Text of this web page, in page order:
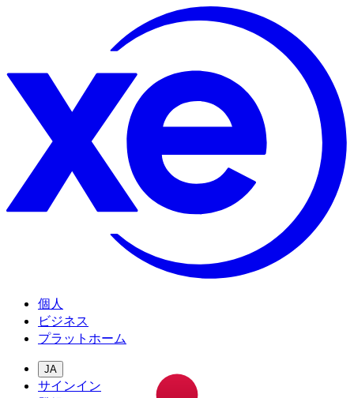
個人
ビジネス
プラットホーム
JA
サインイン